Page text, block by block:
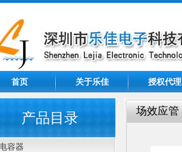
首页 关于乐佳 授权代理
产品目录
电容器
场效应管